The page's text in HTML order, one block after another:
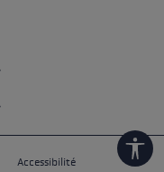
Accessibilité